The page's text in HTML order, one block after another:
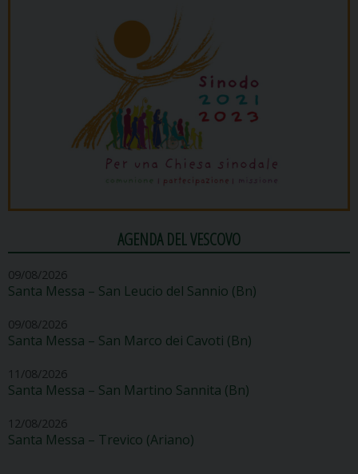
AGENDA DEL VESCOVO
09/08/2026
Santa Messa – San Leucio del Sannio (Bn)
09/08/2026
Santa Messa – San Marco dei Cavoti (Bn)
11/08/2026
Santa Messa – San Martino Sannita (Bn)
12/08/2026
Santa Messa – Trevico (Ariano)